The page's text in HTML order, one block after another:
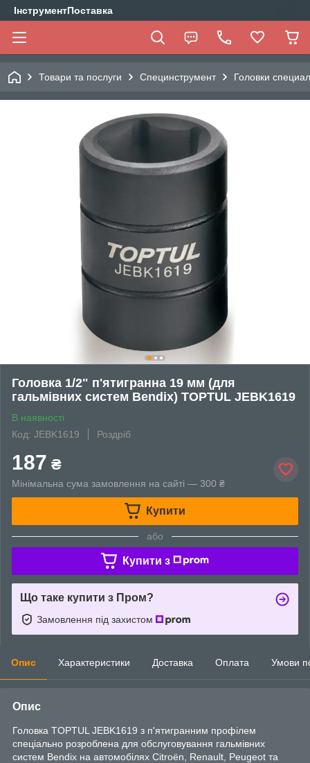
ІнструментПоставка
Товари та послуги Специнструмент Головки
Головка 1/2" п'ятигранна 19 мм (для
гальмівних систем Bendix) TOPTUL JEBK1619
В наявності
Код: JEBK1619
Роздріб
187 ₴
Мінімальна сума замовлення на сайті — 300 ₴
Купити
або
Купити з
Що таке купити з Пром?
Замовлення під захистом
Опис Характеристики Доставка Оплата Умови
Опис
Головка TOPTUL JEBK1619 з п'ятигранним профілем
спеціально розроблена для обслуговування гальмівних
систем Bendix на автомобілях Citroën, Renault, Peugeot та